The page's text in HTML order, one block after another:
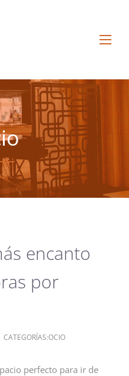
encanto
por
CATEGORÍAS:OCIO
perfecto para ir de